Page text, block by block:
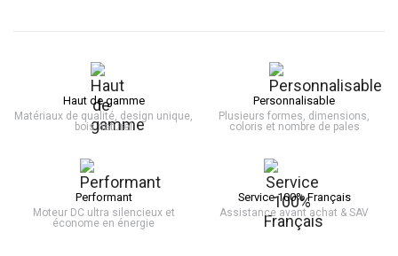
Haut de gamme
Matériaux de qualité, design unique,
bois naturel
Personnalisable
Plusieurs formes, dimensions,
coloris et nombre de pales
Performant
Moteur DC ultra silencieux et
économe en énergie
Service 100% Français
Assistance avant achat & SAV